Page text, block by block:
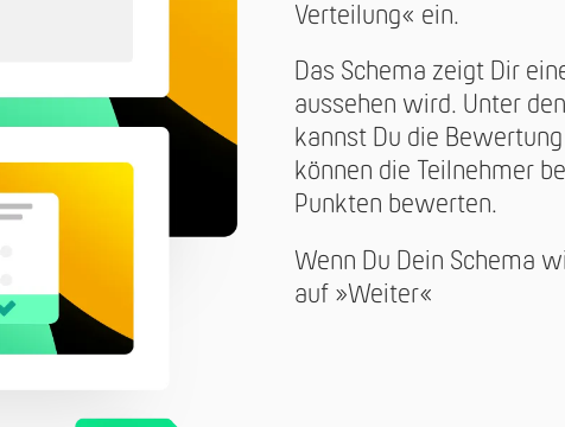
Verteilung« ein.
Das Schema zeigt Dir
aussehen wird. Unter
kannst Du die
können die Teilnehmer
Punkten bewerten.
Wenn Du Dein Schema
auf »Weiter«